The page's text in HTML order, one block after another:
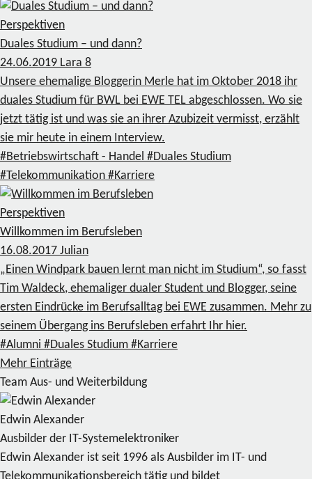
Perspektiven
Duales Studium – und dann?
24.06.2019 Lara 8
Unsere ehemalige Bloggerin Merle hat im Oktober 2018 ihr
duales Studium für BWL bei EWE TEL abgeschlossen. Wo sie
jetzt tätig ist und was sie an ihrer Azubizeit vermisst, erzählt
sie mir heute in einem Interview.
#Betriebswirtschaft - Handel #Duales Studium
#Telekommunikation #Karriere
Perspektiven
Willkommen im Berufsleben
16.08.2017 Julian
„Einen Windpark bauen lernt man nicht im Studium“, so fasst
Tim Waldeck, ehemaliger dualer Student und Blogger, seine
ersten Eindrücke im Berufsalltag bei EWE zusammen. Mehr zu
seinem Übergang ins Berufsleben erfahrt Ihr hier.
#Alumni #Duales Studium #Karriere
Mehr Einträge
Team Aus- und Weiterbildung
Edwin Alexander
Ausbilder der IT-Systemelektroniker
Edwin Alexander ist seit 1996 als Ausbilder im IT- und